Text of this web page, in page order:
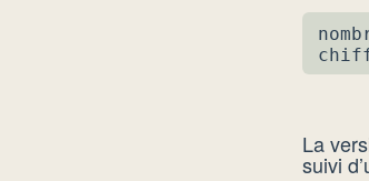
La
suivi